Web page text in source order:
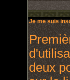
Je me suis
deux